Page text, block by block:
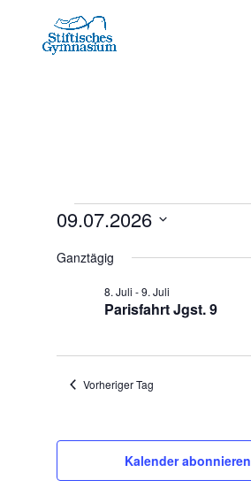
Termine
für
2026
09.07.2026
wählen.
Ganztägig
Parisfahrt Jgst. 9
8. Juli -9. Juli
Vorheriger Tag
Kalender abonnieren